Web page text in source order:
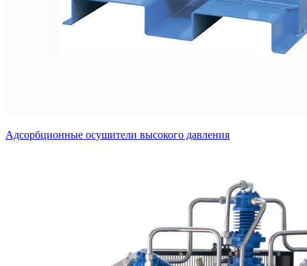
Адсорбционные осушители высокого давления